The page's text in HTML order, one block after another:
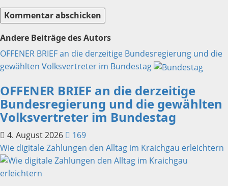
Andere Beiträge des Autors
OFFENER BRIEF an die derzeitige Bundesregierung und die
gewählten Volksvertreter im Bundestag
OFFENER BRIEF an die derzeitige
Bundesregierung und die gewählten
Volksvertreter im Bundestag
4. August 2026
169
Wie digitale Zahlungen den Alltag im Kraichgau erleichtern